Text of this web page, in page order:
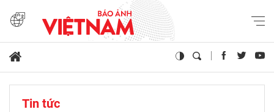
Tin tức